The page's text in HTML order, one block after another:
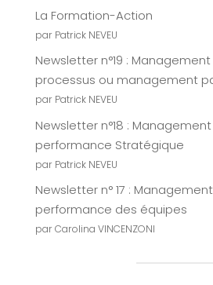
La Formation-Action
par Patrick NEVEU
Newsletter n°19 :
processus ou management
par Patrick NEVEU
Newsletter n°18 :
performance Stratégique
par Patrick NEVEU
Newsletter n° 17 :
performance des équipes
par Carolina VINCENZONI